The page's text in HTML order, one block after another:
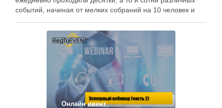
событий, начиная от мелких собраний на 10 человек и
участников, …
Онлайн ивент